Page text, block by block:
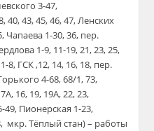
3-47,
40, 43, 45, 46, 47, Ленских
Чапаева 1-30, 36, пер.
1-9, 11-19, 21, 23, 25,
8, ГСК ,12, 14, 16, 18, пер.
4-68, 68/1, 73,
16, 19, 19А, 22, 23,
49, Пионерская 1-23,
мкр. Тёплый стан) – работы